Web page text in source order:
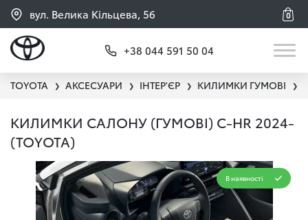
вул. Велика Кільцева, 56 0
+38 044 591 50 04
TOYOTA ❯ АКСЕСУАРИ ❯ ІНТЕР'ЄР ❯ КИЛИМКИ ГУМОВІ ❯
КИЛИМКИ САЛОНУ (ГУМОВІ) C-HR 2024-
(TOYOTA)
В наявності